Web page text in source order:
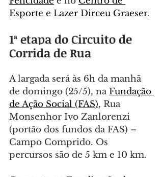
Esporte e Lazer Dirceu Graeser.
1ª etapa do Circuito de
Corrida de Rua
A largada será às 6h da manhã
de domingo (25/5), na Fundação
de Ação Social (FAS), Rua
Monsenhor Ivo Zanlorenzi
(portão dos fundos da FAS) –
Campo Comprido. Os
percursos são de 5 km e 10 km.